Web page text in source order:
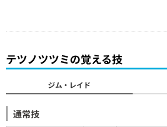
テツノツツミの覚える技
ジム・レイド
通常技